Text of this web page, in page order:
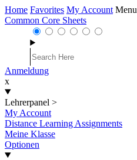
Home Favorites My Account Menu
Common Core Sheets
Anmeldung
x
Lehrerpanel >
My Account
Distance Learning Assignments
Meine Klasse
Optionen